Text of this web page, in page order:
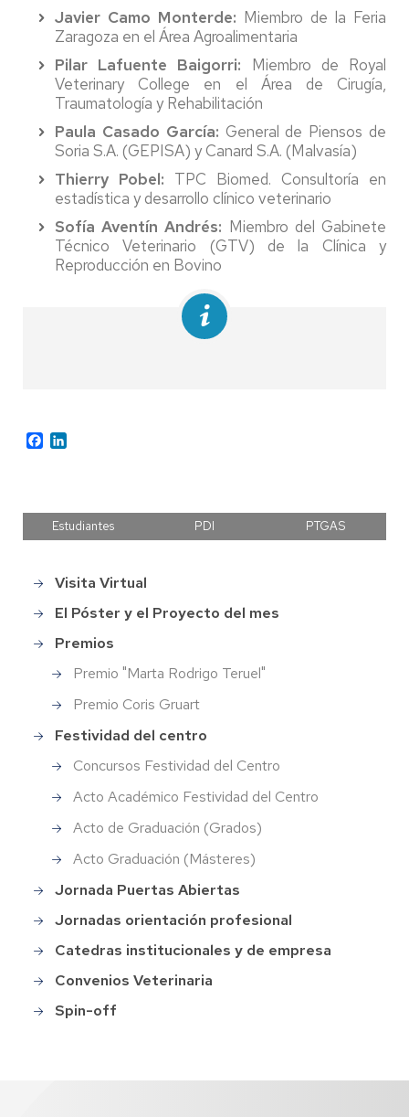
Javier Camo Monterde: Miembro de la Feria
Zaragoza en el Área Agroalimentaria
Pilar Lafuente Baigorri: Miembro de Royal
Veterinary College en el Área de Cirugía,
Traumatología y Rehabilitación
Paula Casado García: General de Piensos de
Soria S.A. (GEPISA) y Canard S.A. (Malvasía)
Thierry Pobel: TPC Biomed. Consultoría en
estadística y desarrollo clínico veterinario
Sofía Aventín Andrés: Miembro del Gabinete
Técnico Veterinario (GTV) de la Clínica y
Reproducción en Bovino
Facebook
Estudiantes PDI PTGAS
Main
menu
Visita Virtual
El Póster y el Proyecto del mes
Premios
Premio "Marta Rodrigo Teruel"
Premio Coris Gruart
Festividad del centro
Concursos Festividad del Centro
Acto Académico Festividad del Centro
Acto de Graduación (Grados)
Acto Graduación (Másteres)
Jornada Puertas Abiertas
Jornadas orientación profesional
Catedras institucionales y de empresa
Convenios Veterinaria
Spin-off